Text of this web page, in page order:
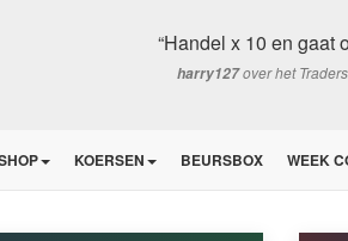
“Handel x 10 en gaat
harry127over het
KOERSEN BEURSBOX WEEK